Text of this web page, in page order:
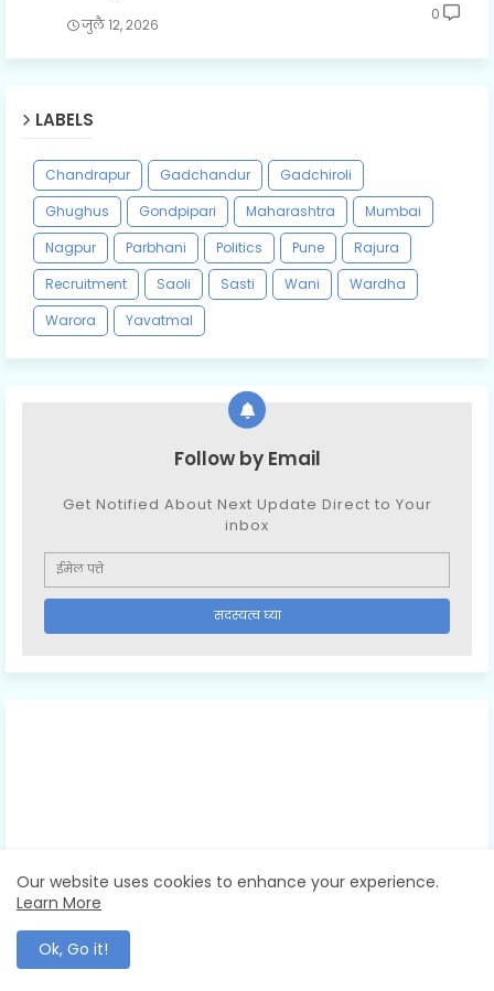
जुलै १२, २०२६
0
LABELS
Chandrapur Gadchandur
Gadchiroli
Ghughus
Gondpipari Maharashtra
Mumbai
Nagpur
Parbhani Politics Pune
Rajura
Recruitment
Saoli Sasti Wani
Wardha
Warora
Yavatmal
Follow by Email
Get Notified About Next Update Direct to Your
inbox
Our website uses cookies to enhance your experience.
Learn More
Ok, Go it!